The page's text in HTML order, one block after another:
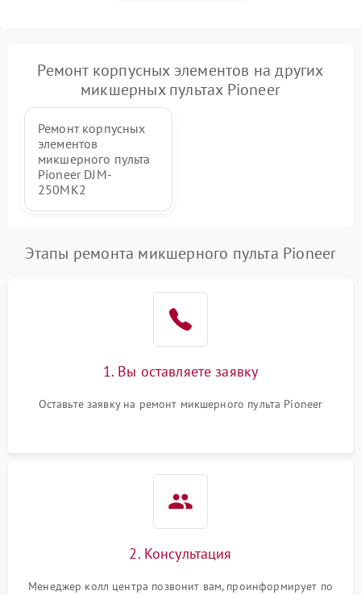
Повреждение системы
защиты от перегрузок
1000 ₽ Подробнее →
Неисправность системы
защиты от перегрева
Поломка системы защиты
от перенапряжения
от замыкания
Ремонт корпусных элементов на других
микшерных пультах Pioneer
Ремонт корпусных
элементов
микшерного пульта
Pioneer DJM-
250MK2
Этапы ремонта микшерного пульта Pioneer
1. Вы оставляете заявку
Оставьте заявку на ремонт микшерного пульта Pioneer
2. Консультация
Менеджер колл центра позвонит вам, проинформирует по